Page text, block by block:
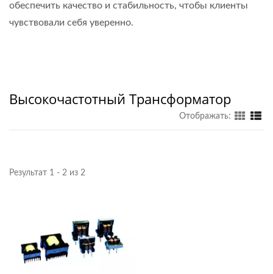
обеспечить качество и стабильность, чтобы клиенты
чувствовали себя уверенно.
Высокочастотный Трансформатор
Отображать:
Результат 1 - 2 из 2